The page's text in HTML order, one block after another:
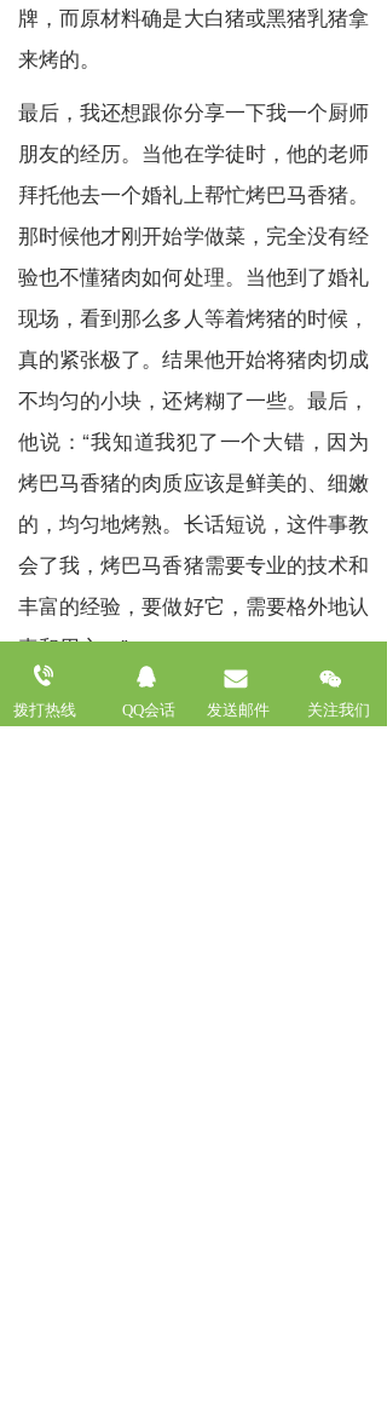
拨打热线 QQ会话 发送邮件 关注我们
牌，而原材料确是大白猪或黑猪乳猪拿
来烤的。
最后，我还想跟你分享一下我一个厨师
朋友的经历。当他在学徒时，他的老师
拜托他去一个婚礼上帮忙烤巴马香猪。
那时候他才刚开始学做菜，完全没有经
验也不懂猪肉如何处理。当他到了婚礼
现场，看到那么多人等着烤猪的时候，
真的紧张极了。结果他开始将猪肉切成
不均匀的小块，还烤糊了一些。最后，
他说：“我知道我犯了一个大错，因为
烤巴马香猪的肉质应该是鲜美的、细嫩
的，均匀地烤熟。长话短说，这件事教
会了我，烤巴马香猪需要专业的技术和
丰富的经验，要做好它，需要格外地认
真和用心。”
价格 猪 巴马